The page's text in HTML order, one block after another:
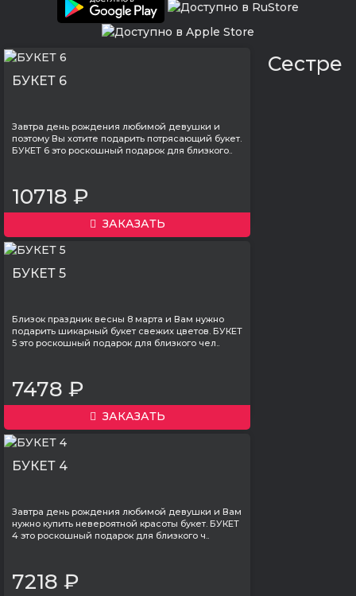
БУКЕТ 6
Завтра день рождения любимой девушки и
поэтому Вы хотите подарить потрясающий букет.
БУКЕТ 6 это роскошный подарок для близкого..
10718 ₽
ЗАКАЗАТЬ
БУКЕТ 5
Близок праздник весны 8 марта и Вам нужно
подарить шикарный букет свежих цветов. БУКЕТ
5 это роскошный подарок для близкого чел..
7478 ₽
ЗАКАЗАТЬ
БУКЕТ 4
Завтра день рождения любимой девушки и Вам
нужно купить невероятной красоты букет. БУКЕТ
4 это роскошный подарок для близкого ч..
7218 ₽
Сестре